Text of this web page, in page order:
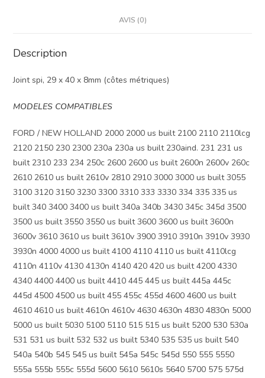
AVIS (0)
Description
Joint spi, 29 x 40 x 8mm (côtes métriques)
MODELES COMPATIBLES
FORD / NEW HOLLAND 2000 2000 us built 2100 2110 2110lcg
2120 2150 230 2300 230a 230a us built 230aind. 231 231 us
built 2310 233 234 250c 2600 2600 us built 2600n 2600v 260c
2610 2610 us built 2610v 2810 2910 3000 3000 us built 3055
3100 3120 3150 3230 3300 3310 333 3330 334 335 335 us
built 340 3400 3400 us built 340a 340b 3430 345c 345d 3500
3500 us built 3550 3550 us built 3600 3600 us built 3600n
3600v 3610 3610 us built 3610v 3900 3910 3910n 3910v 3930
3930n 4000 4000 us built 4100 4110 4110 us built 4110lcg
4110n 4110v 4130 4130n 4140 420 420 us built 4200 4330
4340 4400 4400 us built 4410 445 445 us built 445a 445c
445d 4500 4500 us built 455 455c 455d 4600 4600 us built
4610 4610 us built 4610n 4610v 4630 4630n 4830 4830n 5000
5000 us built 5030 5100 5110 515 515 us built 5200 530 530a
531 531 us built 532 532 us built 5340 535 535 us built 540
540a 540b 545 545 us built 545a 545c 545d 550 555 5550
555a 555b 555c 555d 5600 5610 5610s 5640 5700 575 575d